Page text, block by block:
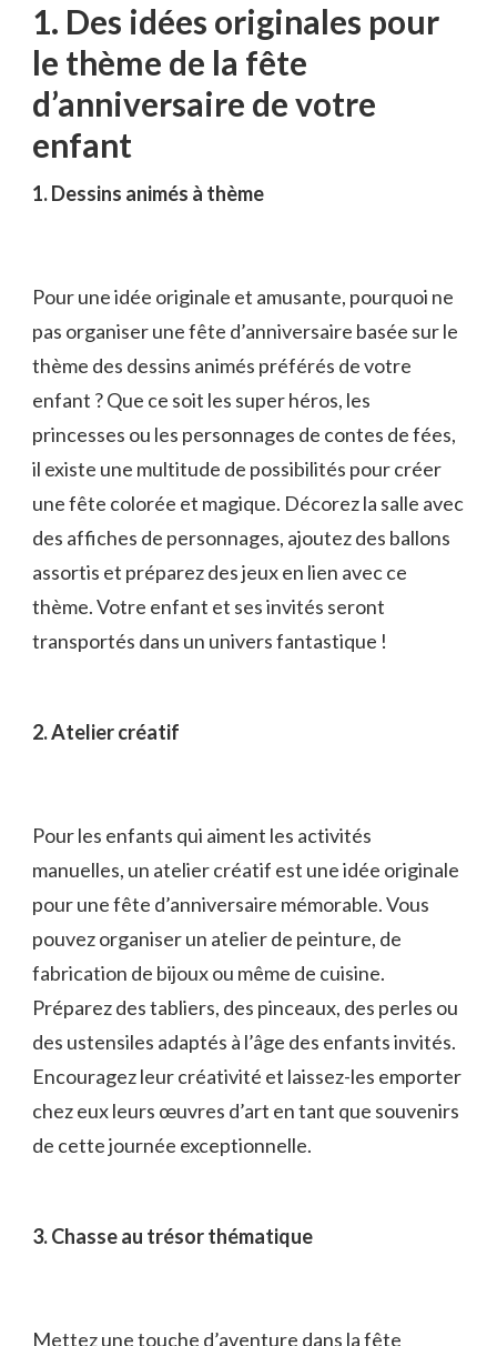
1. Des⁤ idées originales pour
le thème de la fête
d’anniversaire‍ de votre
‌enfant
1. Dessins⁢ animés à thème
Pour une idée originale et⁢ amusante, pourquoi⁣ ne
⁤pas organiser une fête d’anniversaire basée sur le
thème ​des dessins animés préférés de votre
enfant⁢ ? Que ce soit ⁤les super héros, les
princesses ou‍ les ‍personnages ‍de contes de fées,
il existe une multitude de possibilités ​pour ⁢créer
une fête colorée et magique. Décorez ‍la salle avec
des⁣ affiches de personnages, ⁣ajoutez des ⁤ballons⁣
assortis ‍et préparez des jeux en ⁣lien avec ce
‍thème. Votre enfant et ses invités seront
transportés dans ⁤un univers‍ fantastique !
2. Atelier créatif
Pour les enfants qui aiment les activités
manuelles, un atelier ⁢créatif est une idée originale
pour une fête‍ d’anniversaire mémorable. Vous
pouvez organiser un atelier de peinture, de
‍fabrication de ‌bijoux ou même de cuisine.
Préparez des tabliers, ‍des ⁢pinceaux, des perles ou‍
des ustensiles adaptés à l’âge des enfants‌ invités.
Encouragez leur⁣ créativité et laissez-les emporter‌
chez eux leurs œuvres d’art ‍en tant que souvenirs
de cette ​journée ⁤exceptionnelle.
3. ‌Chasse au trésor thématique
Mettez une touche d’aventure dans⁣ la fête